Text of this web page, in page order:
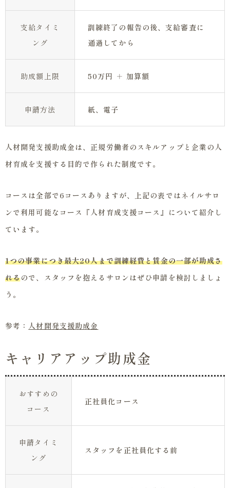
支給タイミ
ング
訓練終了の報告の後、支給審査に
通過してから
助成額上限 50万円 ＋ 加算額
申請方法 紙、電子
人材開発支援助成金は、正規労働者のスキルアップと企業の人
材育成を支援する目的で作られた制度です。
コースは全部で6コースありますが、上記の表ではネイルサロ
ンで利用可能なコース『人材育成支援コース』について紹介し
ています。
1つの事業につき最大20人まで訓練経費と賃金の一部が助成さ
れるので、スタッフを抱えるサロンはぜひ申請を検討しましょ
う。
参考： 人材開発支援助成金
キャリアアップ助成金
おすすめの
コース
正社員化コース
申請タイミ
ング
スタッフを正社員化する前